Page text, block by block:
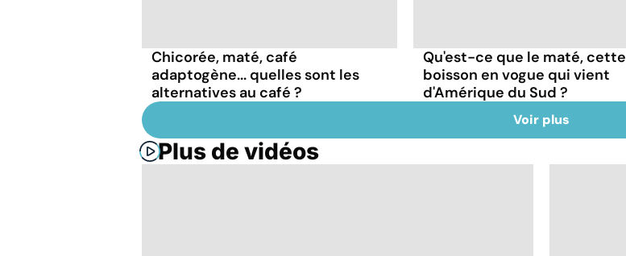
Chicorée, maté, café
adaptogène... quelles sont les
alternatives au café ?
Qu'est-ce que le maté, cette
boisson en vogue qui vient
d'Amérique du Sud ?
Voir plus
Plus de vidéos